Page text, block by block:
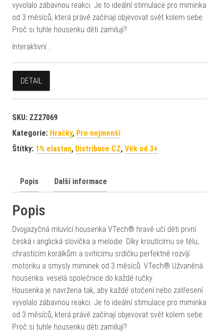
vyvolalo zábavnou reakci. Je to ideální stimulace pro miminka
od 3 měsíců, která právě začínají objevovat svět kolem sebe.
Proč si tuhle housenku děti zamilují?
Interaktivní…
DETAIL
SKU: ZZ27069
Kategorie: Hračky, Pro nejmenší
Štítky: 1% elastan, Distribuce CZ, Věk od 3+
Popis Další informace
Popis
Dvojjazyčná mluvící housenka VTech® hravě učí děti první
česká i anglická slovíčka a melodie. Díky kroutícímu se tělu,
chrastícím korálkům a svítícímu srdíčku perfektně rozvíjí
motoriku a smysly miminek od 3 měsíců. VTech® Užvaněná
housenka: veselá společnice do každé ručky
Housenka je navržena tak, aby každé otočení nebo zatřesení
vyvolalo zábavnou reakci. Je to ideální stimulace pro miminka
od 3 měsíců, která právě začínají objevovat svět kolem sebe.
Proč si tuhle housenku děti zamilují?